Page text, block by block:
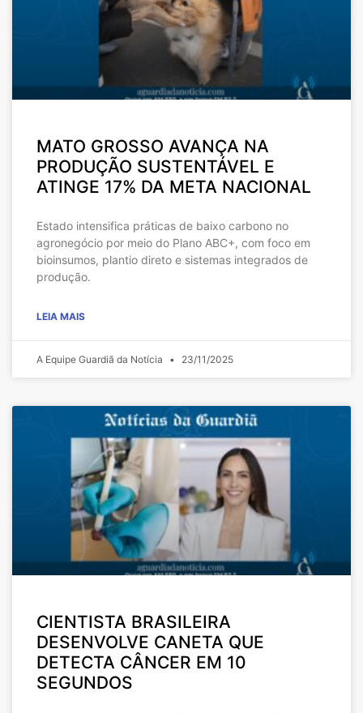
MATO GROSSO AVANÇA NA
PRODUÇÃO SUSTENTÁVEL E
ATINGE 17% DA META NACIONAL
Estado intensifica práticas de baixo carbono no
agronegócio por meio do Plano ABC+, com foco em
bioinsumos, plantio direto e sistemas integrados de
produção.
LEIA MAIS
A Equipe Guardiã da Notícia 23/11/2025
CIENTISTA BRASILEIRA
DESENVOLVE CANETA QUE
DETECTA CÂNCER EM 10
SEGUNDOS